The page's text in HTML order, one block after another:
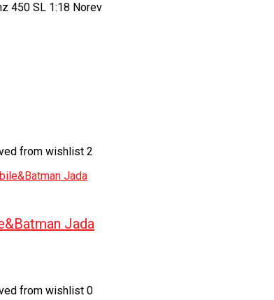
450 SL 1:18 Norev
from wishlist 2
Jada
from wishlist 0